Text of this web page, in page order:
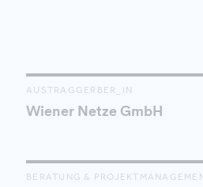
AUSTRAGGERBER_IN
Wiener Netze GmbH
BERATUNG &